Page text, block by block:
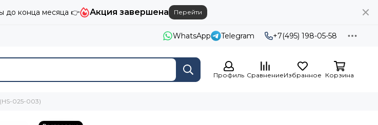
до конца месяца 👉 Акция завершена Перейти
WhatsApp Telegram +7(495) 198-05-58
Профиль СравнениеИзбранное Корзина
025-003)